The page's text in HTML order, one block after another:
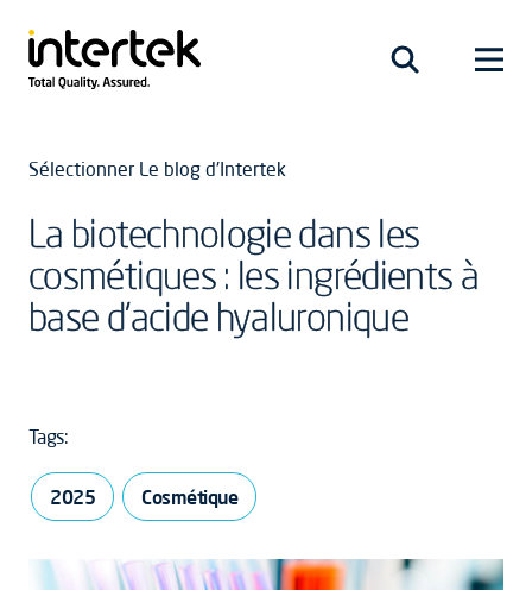
Sélectionner Le blog d'Intertek
La biotechnologie dans les
cosmétiques : les ingrédients à
base d’acide hyaluronique
Tags:
2025 Cosmétique